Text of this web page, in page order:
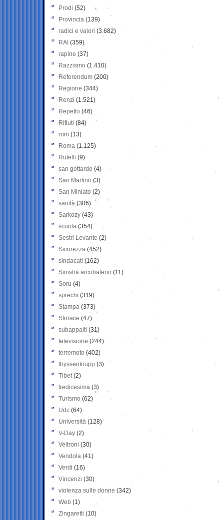
Prodi (52)
Provincia (139)
radici e valori (3.682)
RAI (359)
rapine (37)
Razzismo (1.410)
Referendum (200)
Regione (344)
Renzi (1.521)
Repetto (46)
Rifiuti (84)
rom (13)
Roma (1.125)
Rutelli (9)
san gottardo (4)
San Martino (3)
San Miniato (2)
sanità (306)
Sarkozy (43)
scuola (354)
Sestri Levante (2)
Sicurezza (452)
sindacati (162)
Sinistra arcobaleno (11)
Soru (4)
sprechi (319)
Stampa (373)
Storace (47)
subappalti (31)
televisione(244)
terremoto (402)
thyssenkrupp (3)
Tibet(2)
tredicesima (3)
Turismo (62)
Udc (64)
Università (128)
V-Day (2)
Veltroni (30)
Vendola (41)
Verdi (16)
Vincenzi (30)
violenza sulle donne (342)
Web (1)
Zingaretti (10)